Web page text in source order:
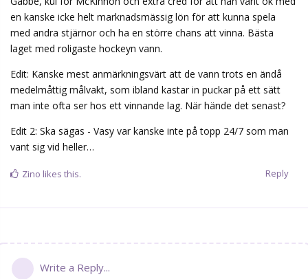
en kanske icke helt marknadsmässig lön för att kunna spela
med andra stjärnor och ha en större chans att vinna. Bästa
laget med roligaste hockeyn vann.
Edit: Kanske mest anmärkningsvärt att de vann trots en ändå
medelmåttig målvakt, som ibland kastar in puckar på ett sätt
man inte ofta ser hos ett vinnande lag. När hände det senast?
Edit 2: Ska sägas - Vasy var kanske inte på topp 24/7 som man
vant sig vid heller…
Reply
Zino likes this.
Write a Reply...